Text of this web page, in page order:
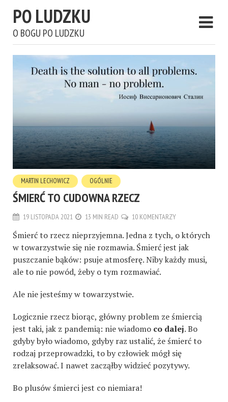
PO LUDZKU
O BOGU PO LUDZKU
MARTIN LECHOWICZ OGÓLNIE
ŚMIERĆ TO CUDOWNA RZECZ
19 LISTOPADA 2021 13 MIN READ 10 KOMENTARZY
Śmierć to rzecz nieprzyjemna. Jedna z tych, o których
w towarzystwie się nie rozmawia. Śmierć jest jak
puszczanie bąków: psuje atmosferę. Niby każdy musi,
ale to nie powód, żeby o tym rozmawiać.
Ale nie jesteśmy w towarzystwie.
Logicznie rzecz biorąc, główny problem ze śmiercią
jest taki, jak z pandemią: nie wiadomo co dalej. Bo
gdyby było wiadomo, gdyby raz ustalić, że śmierć to
rodzaj przeprowadzki, to by człowiek mógł się
zrelaksować. I nawet zacząłby widzieć pozytywy.
Bo plusów śmierci jest co niemiara!